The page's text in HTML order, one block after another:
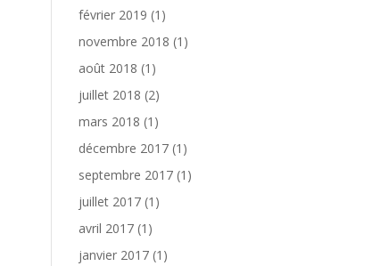
février 2019 (1)
novembre 2018 (1)
août 2018 (1)
juillet 2018 (2)
mars 2018 (1)
décembre 2017 (1)
septembre 2017 (1)
juillet 2017 (1)
avril 2017 (1)
janvier 2017 (1)